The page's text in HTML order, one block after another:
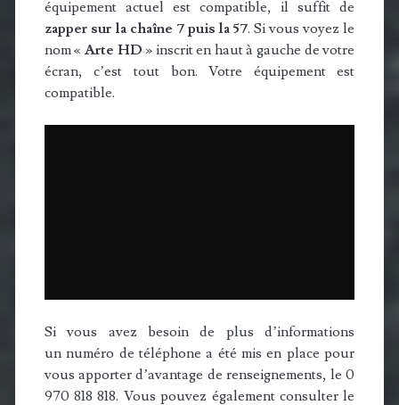
équipement actuel est compatible, il suffit de
zapper sur la chaîne 7 puis la 57. Si vous voyez le
nom « Arte HD » inscrit en haut à gauche de votre
écran, c’est tout bon. Votre équipement est
compatible.
Si vous avez besoin de plus d’informations
un numéro de téléphone a été mis en place pour
vous apporter d’avantage de renseignements, le 0
970 818 818. Vous pouvez également consulter le